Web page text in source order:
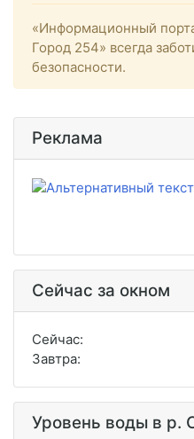
«Информационный
Город 254» всегда
безопасности.
Реклама
Сейчас за окном
Сейчас:
Завтра:
Уровень воды в р.